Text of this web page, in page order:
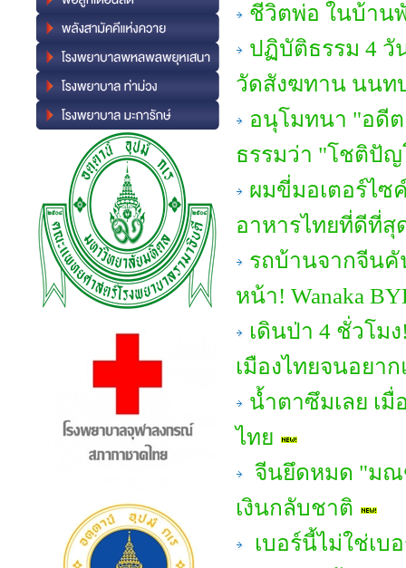
ชีวิตพ่อ ในบ้าน
ปฏิบัติธรรม 4 วั
วัดสังฆทาน นนท
อนุโมทนา "อดี
ธรรมว่า "โชติปั
ผมขี่มอเตอร์ไซ
อาหารไทยที่ดีที่สุ
รถบ้านจากจีน
หน้า! Wanaka
เดินป่า 4 ชั่วโม
เมืองไทยจนอย
น้ำตาซึมเลย เมื่
ไทย
จีนยึดหมด "มณ
เงินกลับชาติ
เบอร์นี้ไม่ใช่เบ